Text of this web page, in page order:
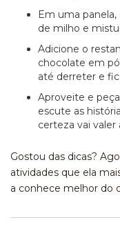
Em uma
de milho e
Adicione o
chocolate em
até derreter e
Aproveite e
escute as
certeza vai valer
Gostou das dicas?
atividades que ela
a conhece melhor do